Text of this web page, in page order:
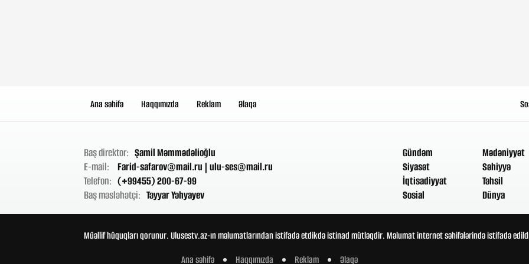
Ana səhifə Haqqımızda Reklam Əlaqə
Baş direktor: Şamil Məmmədəlioğlu
E-mail:
Farid-safarov@mail.ru | ulu-ses@mail.ru
Telefon: (+99455) 200-67-99
Baş məsləhətçi: Təyyar Yəhyayev
Gündəm
Siyasət
İqtisadiyyat
Sosial
Mədəniyyət
Səhiyyə
Təhsil
Dünya
Müəllif hüquqları qorunur. Ulusestv.az-ın məlumatlarından istifadə etdikdə istinad mütləqdir. Məlumat internet səhifələrində istifadə
Ana səhifə
Haqqımızda Reklam Əlaqə